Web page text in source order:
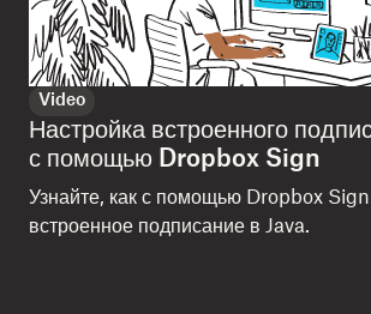
Video
Настройка встроенного
с помощью Dropbox Sign
Узнайте, как с помощью Dropbox Sign
встроенное подписание в Java.